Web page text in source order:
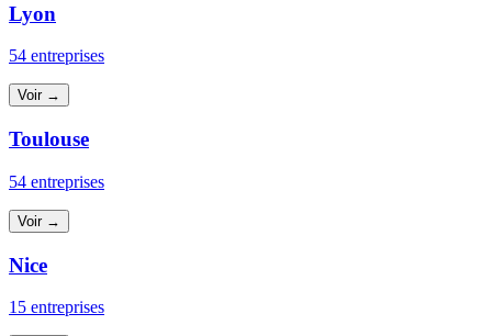
Lyon
54 entreprises
Voir →
Toulouse
54 entreprises
Voir →
Nice
15 entreprises